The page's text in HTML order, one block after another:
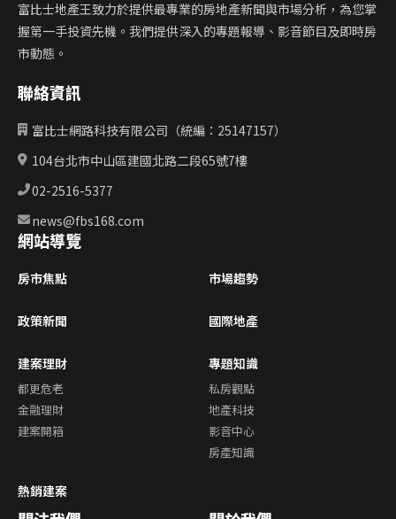
富比士地產王致力於提供最專業的房地產新聞與市場分析，為您掌
握第一手投資先機。我們提供深入的專題報導、影音節目及即時房
市動態。
聯絡資訊
富比士網路科技有限公司（統編：25147157）
104台北市中山區建國北路二段65號7樓
02-2516-5377
news@fbs168.com
網站導覽
房市焦點 市場趨勢
政策新聞 國際地產
建案理財
都更危老
金融理財
建案開箱
專題知識
私房觀點
地產科技
影音中心
房產知識
熱銷建案